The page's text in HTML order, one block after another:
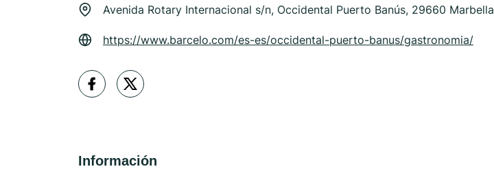
Avenida Rotary Internacional s/n, Occidental Puerto Banús, 29660 Marbella
https://www.barcelo.com/es-es/occidental-puerto-banus/gastronomia/
Información